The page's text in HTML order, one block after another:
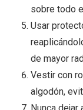
sobre todo
Usar
de mayor
Vestir con
algodón,
Nunca dejar